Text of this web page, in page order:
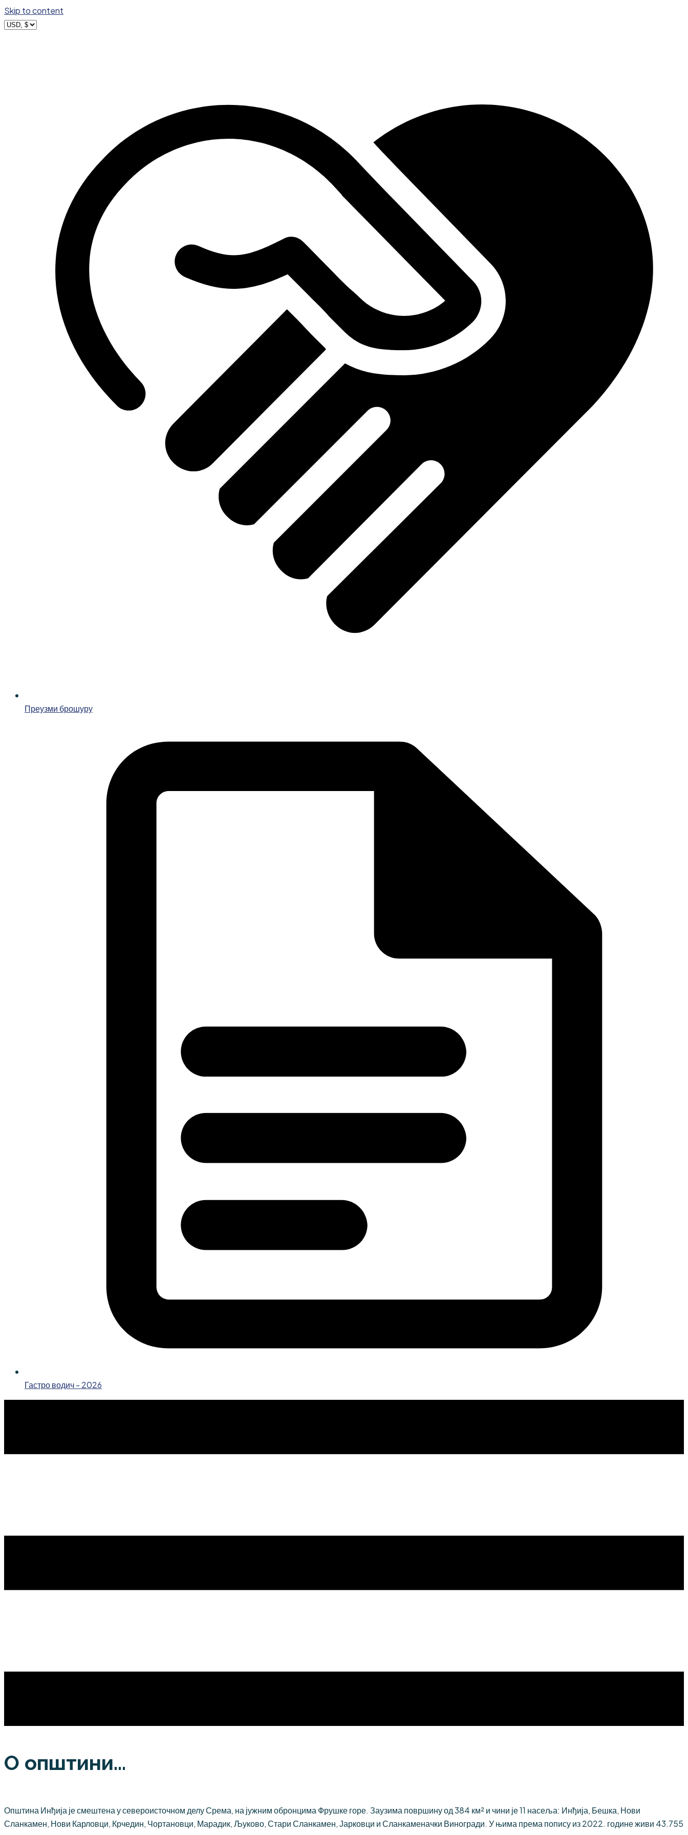
Skip to content
Преузми брошуру
Гастро водич - 2026
О општини...
Општина Инђија је смештена у североисточном делу Срема, на јужним обронцима Фрушке горе. Заузима површину од 384 км² и чини је 11 насеља: Инђија, Бешка, Нови
Сланкамен, Нови Карловци, Крчедин, Чортановци, Марадик, Љуково, Стари Сланкамен, Јарковци и Сланкаменачки Виногради. У њима према попису из 2022. године живи 43.755